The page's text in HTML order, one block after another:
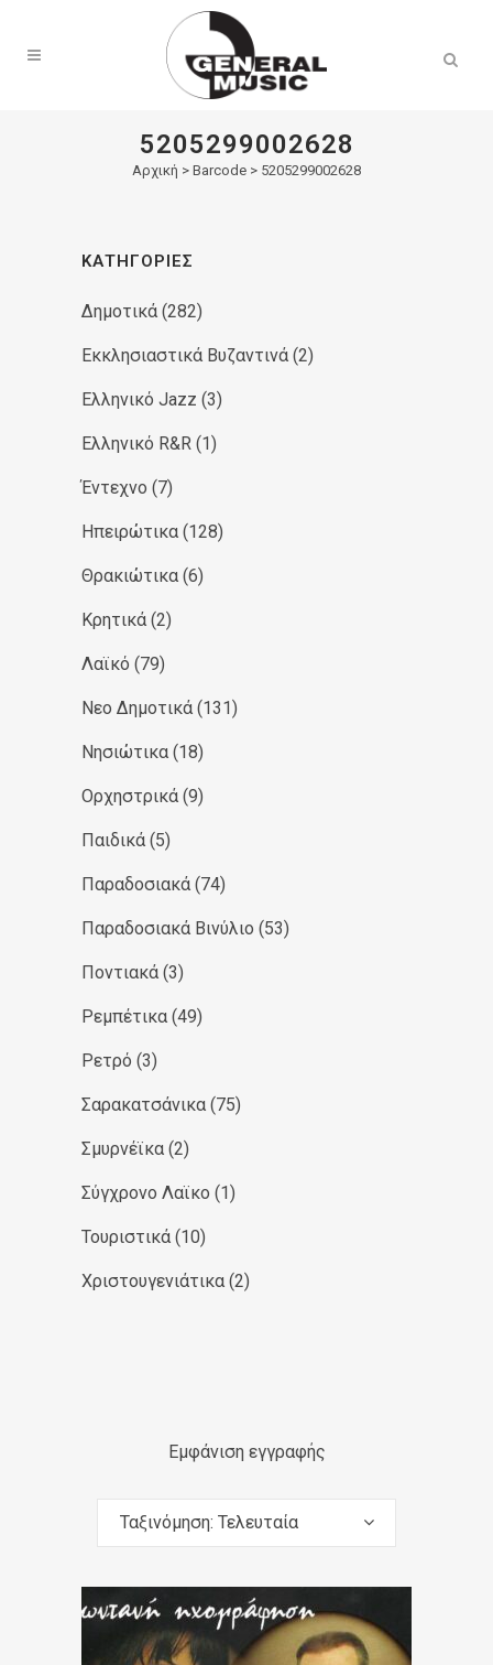
5205299002628
Αρχική > Barcode > 5205299002628
ΚΑΤΗΓΟΡΊΕΣ
Δημοτικά (282)
Εκκλησιαστικά Βυζαντινά (2)
Ελληνικό Jazz (3)
Ελληνικό R&R (1)
Έντεχνο (7)
Ηπειρώτικα (128)
Θρακιώτικα (6)
Κρητικά (2)
Λαϊκό (79)
Νεο Δημοτικά (131)
Νησιώτικα (18)
Ορχηστρικά (9)
Παιδικά (5)
Παραδοσιακά (74)
Παραδοσιακά Βινύλιο (53)
Ποντιακά (3)
Ρεμπέτικα (49)
Ρετρό (3)
Σαρακατσάνικα (75)
Σμυρνέϊκα (2)
Σύγχρονο Λαϊκο (1)
Τουριστικά (10)
Χριστουγενιάτικα (2)
Εμφάνιση εγγραφής
Ταξινόμηση: Τελευταία